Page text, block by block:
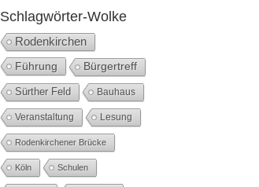
Schlagwörter-Wolke
Rodenkirchen
Führung Bürgertreff
Sürther Feld Bauhaus
Veranstaltung Lesung
Rodenkirchener Brücke
Köln Schulen